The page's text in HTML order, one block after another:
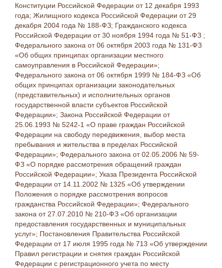
Конституции Российской Федерации от 12 декабря 1993
года; Жилищного кодекса Российской Федерации от 29
декабря 2004 года № 188-ФЗ; Гражданского кодекса
Российской Федерации от 30 ноября 1994 года № 51-ФЗ ;
Федерального закона от 06 октября 2003 года № 131-ФЗ
«Об общих принципах организации местного
самоуправления в Российской Федерации»;
Федерального закона от 06 октября 1999 № 184-ФЗ «Об
общих принципах организации законодательных
(представительных) и исполнительных органов
государственной власти субъектов Российской
Федерации»; Закона Российской Федерации от
25.06.1993 № 5242-1 «О праве граждан Российской
Федерации на свободу передвижения, выбор места
пребывания и жительства в пределах Российской
Федерации»; Федерального закона от 02.05.2006 № 59-
ФЗ «О порядке рассмотрения обращений граждан
Российской Федерации»; Указа Президента Российской
Федерации от 14.11.2002 № 1325 «Об утверждении
Положения о порядке рассмотрения вопросов
гражданства Российской Федерации»; Федерального
закона от 27.07.2010 № 210-ФЗ «Об организации
предоставления государственных и муниципальных
услуг»; Постановления Правительства Российской
Федерации от 17 июля 1995 года № 713 «Об утверждении
Правил регистрации и снятия граждан Российской
Федерации с регистрационного учета по месту